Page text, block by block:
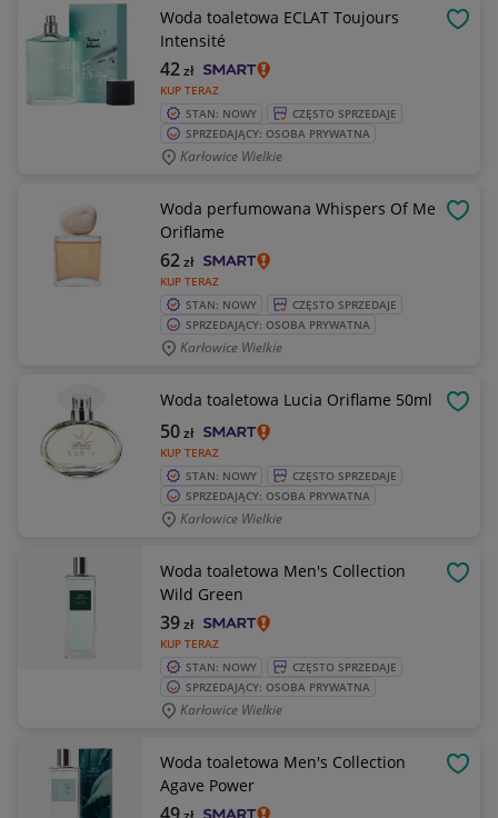
Woda toaletowa ECLAT Toujours
Intensité
KUP TERAZ
42zł
STAN: NOWY
CZĘSTO SPRZEDAJE
SPRZEDAJĄCY: OSOBA PRYWATNA
Karłowice Wielkie
Woda perfumowana Whispers Of Me
Oriflame
KUP TERAZ
62zł
STAN: NOWY
CZĘSTO SPRZEDAJE
SPRZEDAJĄCY: OSOBA PRYWATNA
Karłowice Wielkie
Woda toaletowa Lucia Oriflame 50ml
KUP TERAZ
50zł
STAN: NOWY
CZĘSTO SPRZEDAJE
SPRZEDAJĄCY: OSOBA PRYWATNA
Karłowice Wielkie
Woda toaletowa Men's Collection
Wild Green
KUP TERAZ
39zł
STAN: NOWY
CZĘSTO SPRZEDAJE
SPRZEDAJĄCY: OSOBA PRYWATNA
Karłowice Wielkie
Woda toaletowa Men's Collection
Agave Power